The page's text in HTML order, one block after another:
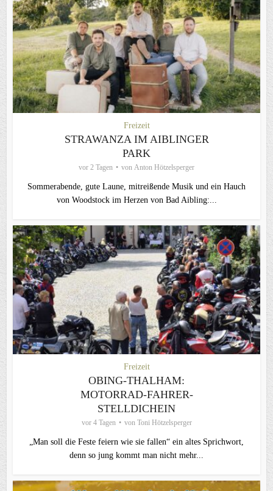
Freizeit
STRAWANZA IM AIBLINGER
PARK
vor 2 Tagen von Anton Hötzelsperger
Sommerabende, gute Laune, mitreißende Musik und ein Hauch
von Woodstock im Herzen von Bad Aibling:...
Freizeit
OBING-THALHAM:
MOTORRAD-FAHRER-
STELLDICHEIN
vor 4 Tagen von Toni Hötzelsperger
„Man soll die Feste feiern wie sie fallen“ ein altes Sprichwort,
denn so jung kommt man nicht mehr...